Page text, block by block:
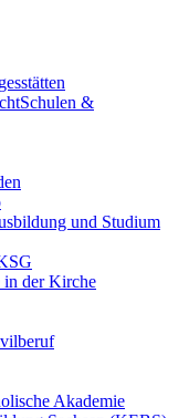
Schulen &
und Studium
in der Kirche
Akademie